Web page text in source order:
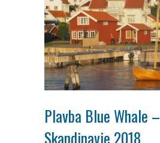
Plavba Blue Whale –
Skandinavie 2018